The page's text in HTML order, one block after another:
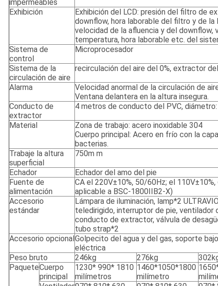
impermeables
Exhibición
Exhibición del LCD: presión del filtro de
downflow, hora laborable del filtro y de la
velocidad de la afluencia y del downflow,
temperatura, hora laborable etc. del
Sistema de
control
Microprocesador
Sistema de la
circulación de aire
recirculación del aire del 0%, extractor
Alarma
Velocidad anormal de la circulación de
Ventana delantera en la altura insegura.
Conducto de
extractor
4 metros de conducto del PVC,
Material
Zona de trabajo: acero inoxidable 304
Cuerpo principal: Acero en frío con la
bacterias.
Trabaje la altura
superficial
750m m
Echador
Echador del amo del pie
Fuente de
alimentación
CA el 220V±10%, 50/60Hz; el
aplicable a BSC-1800IIB2-X)
Accesorio
estándar
Lámpara de iluminación, lamp*2
teledirigido, interruptor de pie, ventilador
conducto de extractor, válvula de
tubo strap*2
Accesorio opcional Golpecito del agua y del gas, soporte
eléctrica
Peso bruto
246kg 276kg
PaqueteCuerpo
principal
1230* 990* 1810
milímetros
1460*1050*1800
milímetro